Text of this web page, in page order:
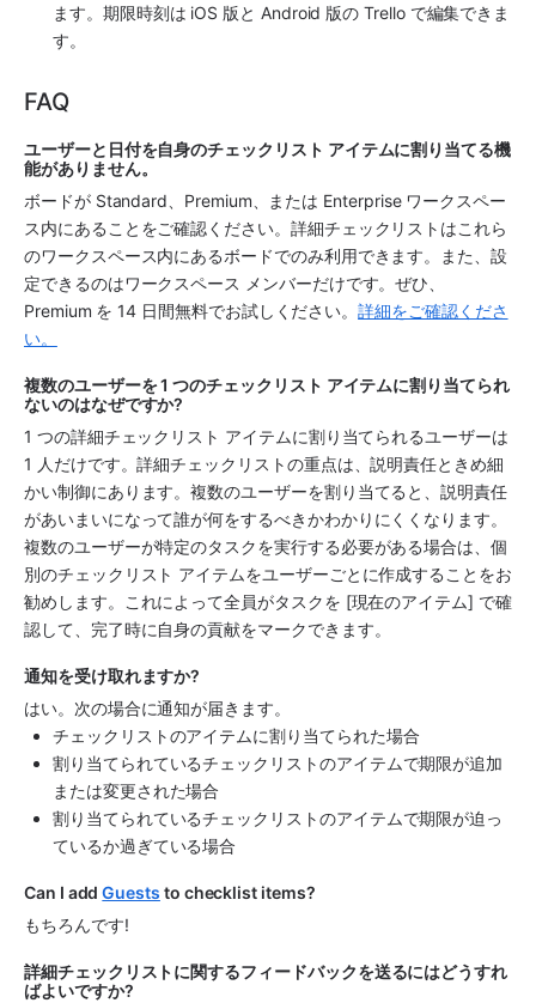
ます。期限時刻は iOS 版と Android 版の Trello で編集できま
す。
FAQ
ユーザーと日付を自身のチェックリスト アイテムに割り当てる機
能がありません。
ボードが Standard、Premium、または Enterprise ワークスペー
ス内にあることをご確認ください。詳細チェックリストはこれら
のワークスペース内にあるボードでのみ利用できます。また、設
定できるのはワークスペース メンバーだけです。ぜひ、
Premium を 14 日間無料でお試しください。詳細をご確認くださ
い。
複数のユーザーを 1 つのチェックリスト アイテムに割り当てられ
ないのはなぜですか?
1 つの詳細チェックリスト アイテムに割り当てられるユーザーは
1 人だけです。詳細チェックリストの重点は、説明責任ときめ細
かい制御にあります。複数のユーザーを割り当てると、説明責任
があいまいになって誰が何をするべきかわかりにくくなります。
複数のユーザーが特定のタスクを実行する必要がある場合は、個
別のチェックリスト アイテムをユーザーごとに作成することをお
勧めします。これによって全員がタスクを [現在のアイテム] で確
認して、完了時に自身の貢献をマークできます。
通知を受け取れますか?
はい。次の場合に通知が届きます。
チェックリストのアイテムに割り当てられた場合
割り当てられているチェックリストのアイテムで期限が追加
または変更された場合
割り当てられているチェックリストのアイテムで期限が迫っ
ているか過ぎている場合
Can I add Guests to checklist items?
もちろんです!
詳細チェックリストに関するフィードバックを送るにはどうすれ
ばよいですか?